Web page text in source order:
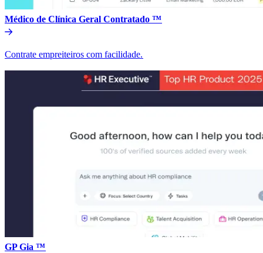
Médico de Clínica Geral Contratado ™​​
Contrate empreiteiros com facilidade.​​
GP Gia ™​​